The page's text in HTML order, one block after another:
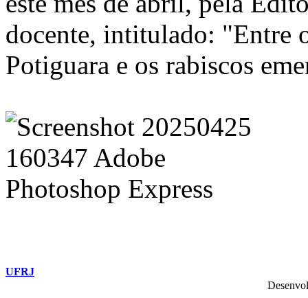
docente, intitulado: "Entre
Potiguara e os rabiscos
UFRJ